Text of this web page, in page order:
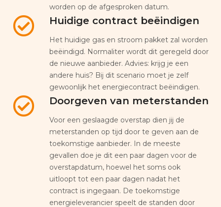
worden op de afgesproken datum.
Huidige contract beëindigen
Het huidige gas en stroom pakket zal worden
beëindigd. Normaliter wordt dit geregeld door
de nieuwe aanbieder. Advies: krijg je een
andere huis? Bij dit scenario moet je zelf
gewoonlijk het energiecontract beëindigen.
Doorgeven van meterstanden
Voor een geslaagde overstap dien jij de
meterstanden op tijd door te geven aan de
toekomstige aanbieder. In de meeste
gevallen doe je dit een paar dagen voor de
overstapdatum, hoewel het soms ook
uitloopt tot een paar dagen nadat het
contract is ingegaan. De toekomstige
energieleverancier speelt de standen door